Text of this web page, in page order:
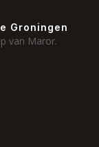
Groningen
van Maror.